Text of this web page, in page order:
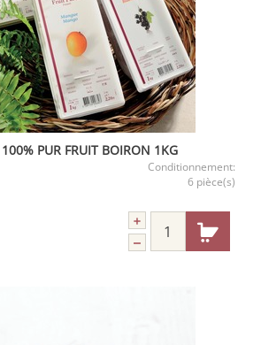
PUR FRUIT BOIRON 1KG
Conditionnement:
6 pièce(s)